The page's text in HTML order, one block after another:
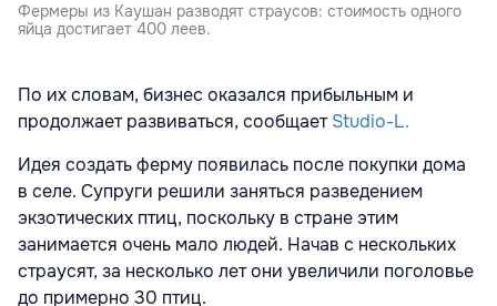
Фермеры из Каушан разводят страусов: стоимость одного
яйца достигает 400 леев.
По их словам, бизнес оказался прибыльным и
продолжает развиваться, сообщаетStudio-L.
Идея создать ферму появилась после покупки дома
в селе. Супруги решили заняться разведением
экзотических птиц, поскольку в стране этим
занимается очень мало людей. Начав с нескольких
страусят, за несколько лет они увеличили поголовье
до примерно 30 птиц.